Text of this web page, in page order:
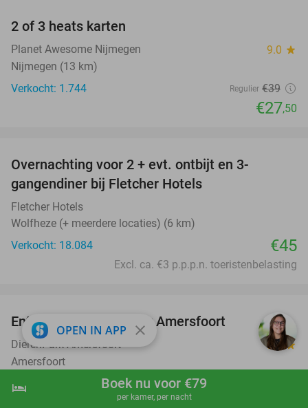
shopping_cart Boek nu
hotel Boek nu voor €79
per kamer, per nacht
2 of 3 heats karten
Planet Awesome Nijmegen 9.0 star
Nijmegen (13 km)
Verkocht: 1.744
Regulier €39
€27,50
Overnachting voor 2 + evt. ontbijt en 3-
gangendiner bij Fletcher Hotels
Fletcher Hotels
Wolfheze (+ meerdere locaties) (6 km)
Verkocht: 18.084
€45
Excl. ca. €3 p.p.p.n. toeristenbelasting
24%
Entree voor DierenPark Amersfoort
DierenPark Amersfoort 9.4star
Amersfoort
Verkocht: 8.754
OPEN IN APP close